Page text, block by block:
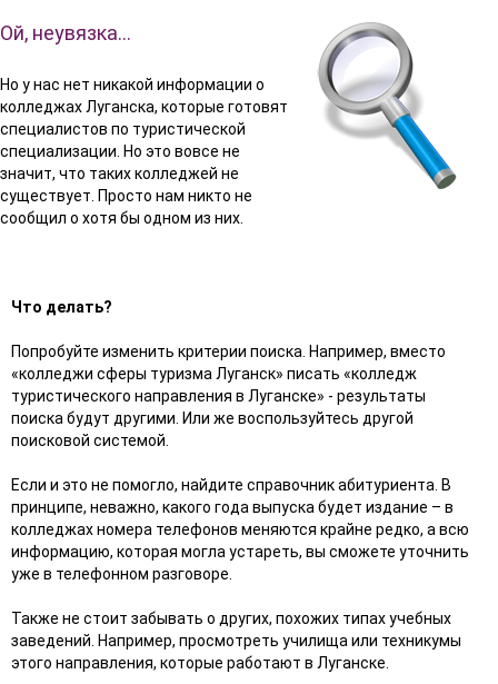
Ой, неувязка…
Но у нас нет никакой информации о
колледжах Луганска, которые готовят
специалистов по туристической
специализации. Но это вовсе не
значит, что таких колледжей не
существует. Просто нам никто не
сообщил о хотя бы одном из них.
Что делать?
Попробуйте изменить критерии поиска. Например, вместо
«колледжи сферы туризма Луганск» писать «колледж
туристического направления в Луганске» - результаты
поиска будут другими. Или же воспользуйтесь другой
поисковой системой.
Если и это не помогло, найдите справочник абитуриента. В
принципе, неважно, какого года выпуска будет издание – в
колледжах номера телефонов меняются крайне редко, а всю
информацию, которая могла устареть, вы сможете уточнить
уже в телефонном разговоре.
Также не стоит забывать о других, похожих типах учебных
заведений. Например, просмотреть училища или техникумы
этого направления, которые работают в Луганске.